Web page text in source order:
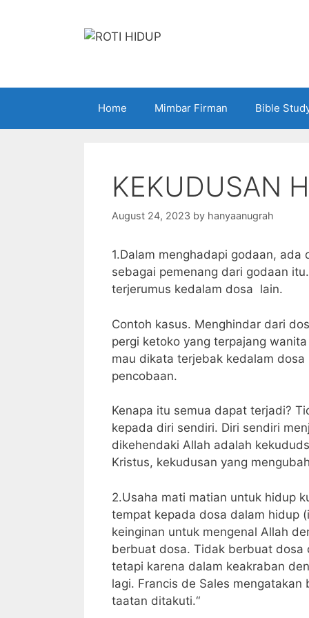
Home Mimbar Firman Bible
KEKUDUSAN
August 24, 2023 by hanyaanugrah
1.Dalam menghadapi godaan,
sebagai pemenang dari godaan
terjerumus kedalam dosa lain.
Contoh kasus. Menghindar dari
pergi ketoko yang terpajang
mau dikata terjebak kedalam
pencobaan.
Kenapa itu semua dapat terjadi?
kepada diri sendiri. Diri sendiri
dikehendaki Allah adalah
Kristus, kekudusan yang
2.Usaha mati matian untuk hidup
tempat kepada dosa dalam hidup
keinginan untuk mengenal Allah
berbuat dosa. Tidak berbuat
tetapi karena dalam keakraban
lagi. Francis de Sales
taatan ditakuti.“